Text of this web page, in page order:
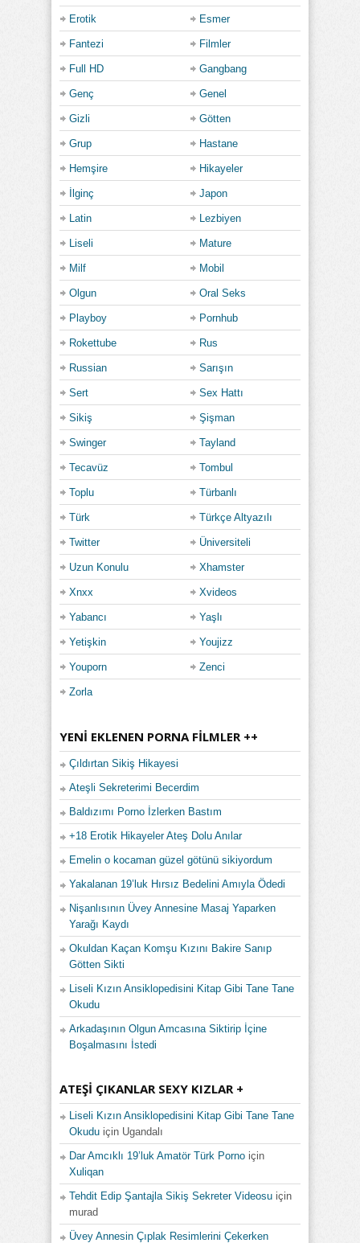
Erotik Esmer
Fantezi Filmler
Full HD Gangbang
Genç Genel
Gizli Götten
Grup Hastane
Hemşire Hikayeler
İlginç Japon
Latin Lezbiyen
Liseli Mature
Milf Mobil
Olgun Oral Seks
Playboy Pornhub
Rokettube Rus
Russian Sarışın
Sert Sex Hattı
Sikiş Şişman
Swinger Tayland
Tecavüz Tombul
Toplu Türbanlı
Türk Türkçe Altyazılı
Twitter Üniversiteli
Uzun Konulu Xhamster
Xnxx Xvideos
Yabancı Yaşlı
Yetişkin Youjizz
Youporn Zenci
Zorla
YENI EKLENEN PORNA FILMLER ++
Çıldırtan Sikiş Hikayesi
Ateşli Sekreterimi Becerdim
Baldızımı Porno İzlerken Bastım
+18 Erotik Hikayeler Ateş Dolu Anılar
Emelin o kocaman güzel götünü sikiyordum
Yakalanan 19’luk Hırsız Bedelini Amıyla Ödedi
Nişanlısının Üvey Annesine Masaj Yaparken
Yarağı Kaydı
Okuldan Kaçan Komşu Kızını Bakire Sanıp
Götten Sikti
Liseli Kızın Ansiklopedisini Kitap Gibi Tane Tane
Okudu
Arkadaşının Olgun Amcasına Siktirip İçine
Boşalmasını İstedi
ATEŞI ÇIKANLAR SEXY KIZLAR +
Liseli Kızın Ansiklopedisini Kitap Gibi Tane Tane
Okudu için Ugandalı
Dar Amcıklı 19’luk Amatör Türk Porno için
Xuliqan
Tehdit Edip Şantajla Sikiş Sekreter Videosu için
murad
Üvey Annesin Çıplak Resimlerini Çekerken